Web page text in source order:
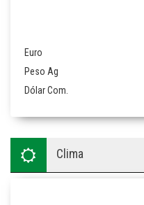
Euro
Peso Ag
Dólar Com.
Clima